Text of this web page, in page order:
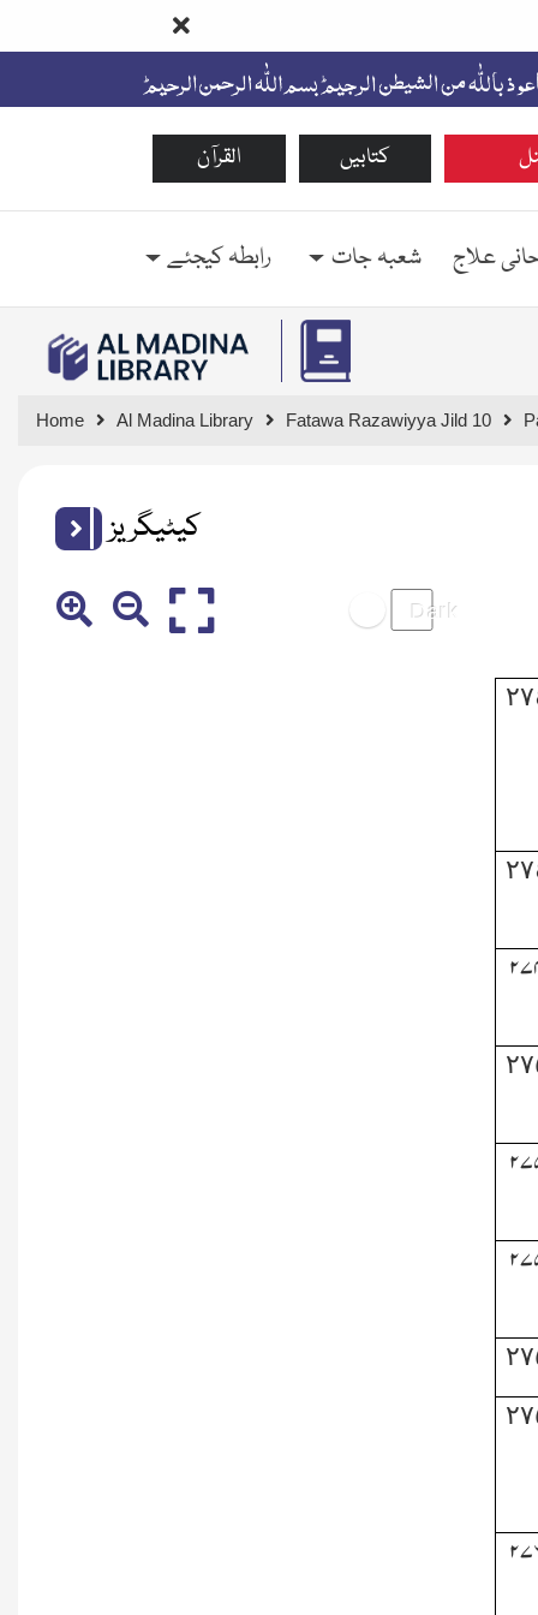
القرآن کتابیں
علاج شعبہ جات رابطہ کیجئے
Home Al Madina Library Fatawa Razawiyya Jild 10
کیٹیگریز